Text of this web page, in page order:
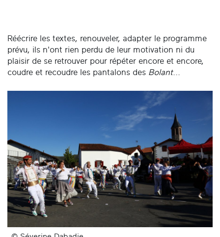
Réécrire les textes, renouveler, adapter le programme
prévu, ils n'ont rien perdu de leur motivation ni du
plaisir de se retrouver pour répéter encore et encore,
coudre et recoudre les pantalons des Bolant...